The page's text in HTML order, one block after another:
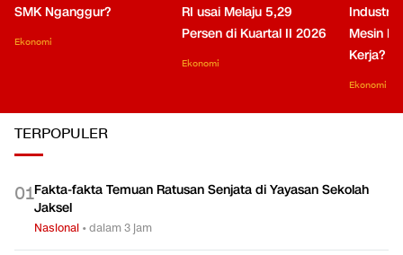
SMK Nganggur?
Ekonomi
RI usai Melaju 5,29
Persen di Kuartal II 2026
Ekonomi
Industri
Mesin
Kerja?
Ekonomi
TERPOPULER
01Fakta-fakta Temuan Ratusan Senjata di Yayasan Sekolah
Jaksel
Nasional •dalam 3 jam